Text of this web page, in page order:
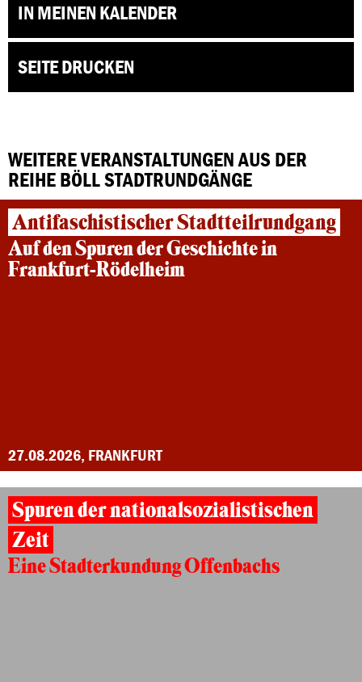
IN MEINEN KALENDER
SEITE DRUCKEN
WEITERE VERANSTALTUNGEN AUS DER
REIHE BÖLL STADTRUNDGÄNGE
Antifaschistischer Stadtteilrundgang
Auf den Spuren der Geschichte in
Frankfurt-Rödelheim
27.08.2026, FRANKFURT
Spuren der nationalsozialistischen
Zeit
Eine Stadterkundung Offenbachs